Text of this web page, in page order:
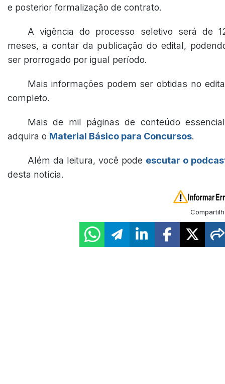
e posterior formalização de contrato.
A vigência do processo seletivo será de
meses, a contar da publicação do edital,
ser prorrogado por igual período.
Mais informações podem ser obtidas no
completo.
Mais de mil páginas de conteúdo
adquira o Material Básico para Concursos.
Além da leitura, você pode escutar o
desta notícia.